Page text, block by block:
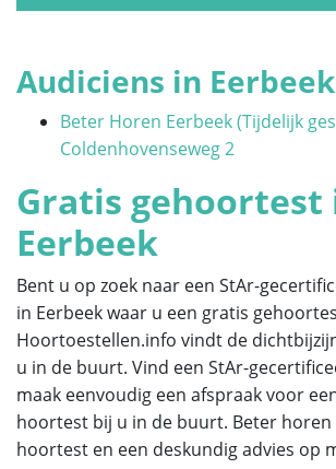
Audiciens in Eerbeek
Beter Horen Eerbeek (Tijdelijk
Coldenhovenseweg 2
Gratis gehoortest
Eerbeek
Bent u op zoek naar een StAr-
in Eerbeek waar u een gratis
Hoortoestellen.info vindt de
u in de buurt. Vind een StAr-
maak eenvoudig een afspraak voor
hoortest bij u in de buurt. Beter horen
hoortest en een deskundig advies op